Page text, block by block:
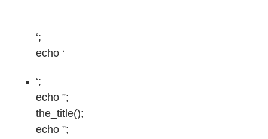
‘;
echo ‘
‘;
echo ”;
the_title();
echo ”;